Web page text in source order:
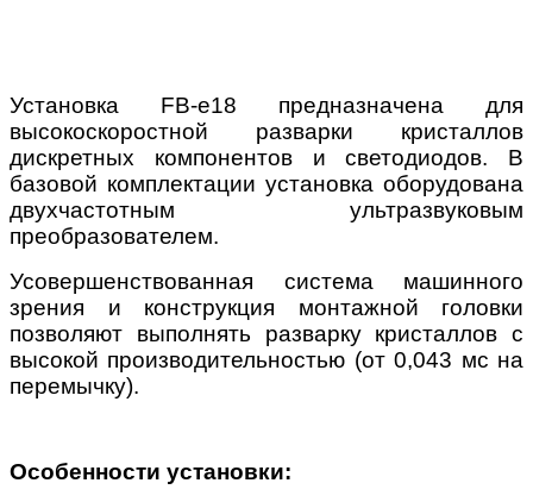
Установка FB-e18 предназначена для
высокоскоростной разварки кристаллов
дискретных компонентов и светодиодов. В
базовой комплектации установка оборудована
двухчастотным ультразвуковым
преобразователем.
Усовершенствованная система машинного
зрения и конструкция монтажной головки
позволяют выполнять разварку кристаллов с
высокой производительностью (от 0,043 мс на
перемычку).
Особенности установки: